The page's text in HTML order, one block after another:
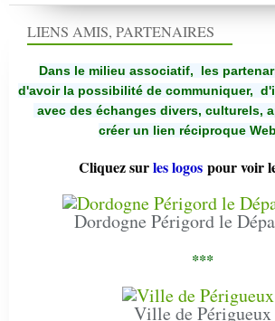
LIENS AMIS, PARTENAIRES
Dans le milieu associatif, les
d'avoir la possibilité de communiquer,
avec des échanges divers, culturels,
créer un lien réciproque
Cliquez surles logos pour voir
Dordogne Périgord le
***
Ville de Périgueux